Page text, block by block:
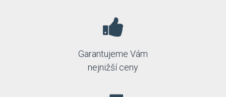
Garantujeme Vám
nejnižší ceny